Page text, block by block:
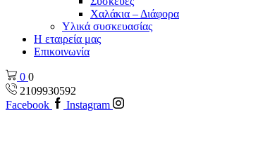
Χαλάκια – Διάφορα
Yλικά συσκευασίας
Η εταιρεία μας
Επικοινωνία
0 0
2109930592
Facebook
Instagram